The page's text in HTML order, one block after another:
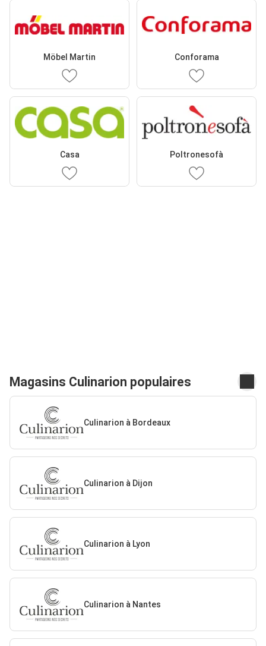
Möbel Martin Conforama
Casa Poltronesofà
Magasins Culinarion populaires
Culinarion à Bordeaux
Culinarion à Dijon
Culinarion à Lyon
Culinarion à Nantes